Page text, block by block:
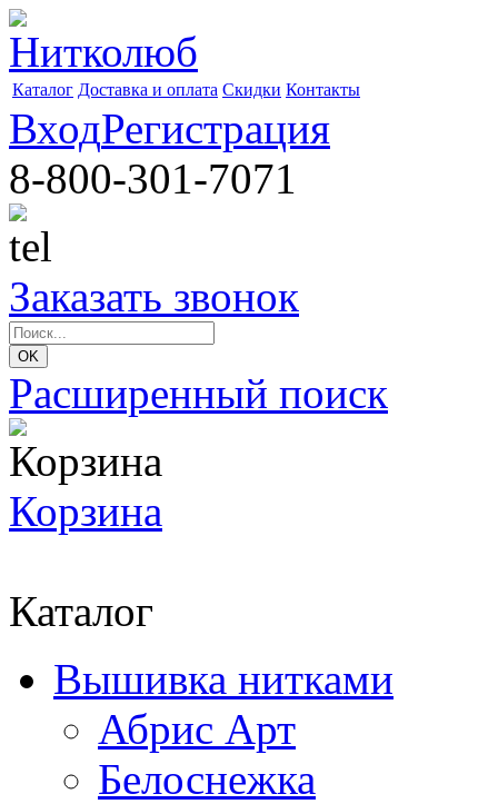
Каталог Доставка и оплата Скидки Контакты
ВходРегистрация
8-800-301-7071
Заказать звонок
Расширенный поиск
Корзина
Каталог
Вышивка нитками
Абрис Арт
Белоснежка